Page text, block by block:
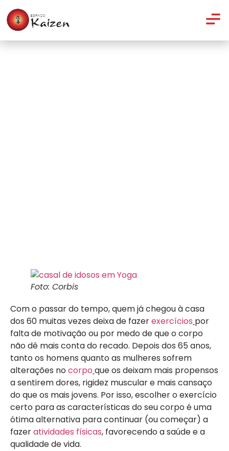
Foto: Corbis
Com o passar do tempo, quem já chegou à casa
dos 60 muitas vezes deixa de fazerexercícios por
falta de motivação ou por medo de que o corpo
não dê mais conta do recado. Depois dos 65 anos,
tanto os homens quanto as mulheres sofrem
alterações nocorpo que os deixam mais propensos
a sentirem dores, rigidez muscular e mais cansaço
do que os mais jovens. Por isso, escolher o exercício
certo para as características do seu corpo é uma
ótima alternativa para continuar (ou começar) a
fazeratividades físicas, favorecendo a saúde e a
qualidade de vida.